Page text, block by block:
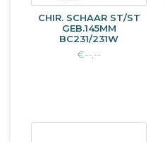
CHIR. SCHAAR ST/ST
GEB.145MM
BC231/231W
€--,--